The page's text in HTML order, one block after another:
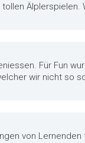
Älplerspielen.
Für Fun
wir nicht so
von